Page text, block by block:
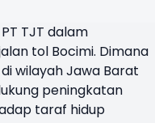
TJT dalam
tol Bocimi. Dimana
wilayah Jawa Barat
peningkatan
taraf hidup